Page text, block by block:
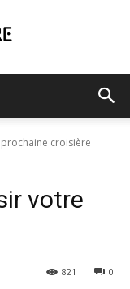
croisière
votre
0
821